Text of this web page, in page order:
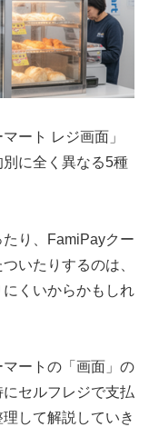
ート レジ画面」
に全く異なる5種
り、FamiPayクー
いたりするのは、
くいからかもしれ
ートの「画面」の
セルフレジで支払
して解説していき